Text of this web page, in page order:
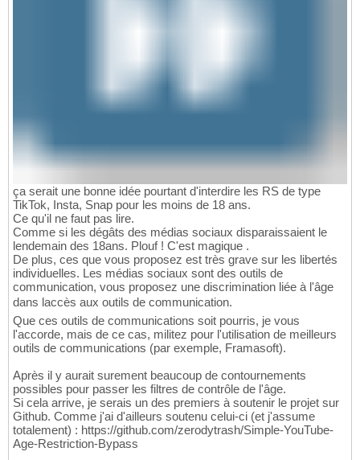
ça serait une bonne idée pourtant d'interdire les RS de type
TikTok, Insta, Snap pour les moins de 18 ans.
Ce qu'il ne faut pas lire.
Comme si les dégâts des médias sociaux disparaissaient le
lendemain des 18ans. Plouf ! C'est magique .
De plus, ces que vous proposez est très grave sur les libertés
individuelles. Les médias sociaux sont des outils de
communication, vous proposez une discrimination liée à l'âge
dans laccès aux outils de communication.
Que ces outils de communications soit pourris, je vous
l'accorde, mais de ce cas, militez pour l'utilisation de meilleurs
outils de communications (par exemple, Framasoft).
Après il y aurait surement beaucoup de contournements
possibles pour passer les filtres de contrôle de l'âge.
Si cela arrive, je serais un des premiers à soutenir le projet sur
Github. Comme j'ai d'ailleurs soutenu celui-ci (et j'assume
totalement) : https://github.com/zerodytrash/Simple-YouTube-
Age-Restriction-Bypass